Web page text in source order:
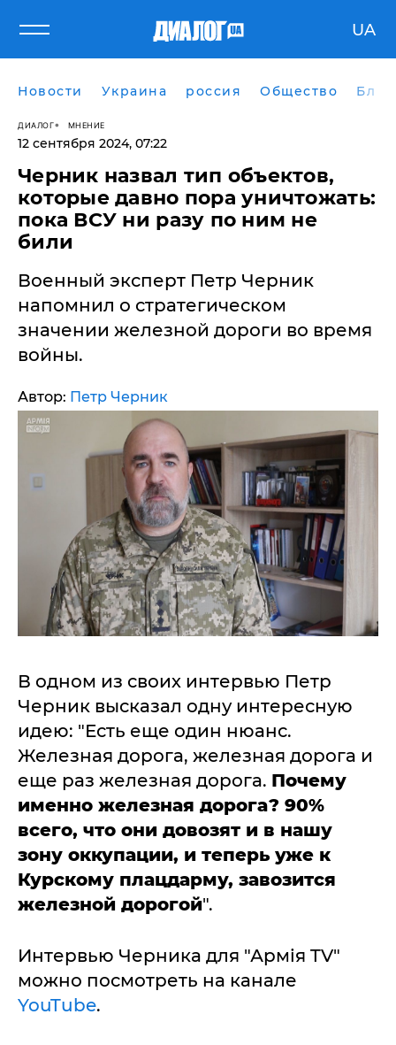
UA
Новости Украина россия Общество
ДИАЛОГ МНЕНИЕ
12 сентября 2024, 07:22
Черник назвал тип объектов,
которые давно пора уничтожать:
пока ВСУ ни разу по ним не
били
Военный эксперт Петр Черник
напомнил о стратегическом
значении железной дороги во время
войны.
Автор: Петр Черник
В одном из своих интервью Петр
Черник высказал одну интересную
идею: "Есть еще один нюанс.
Железная дорога, железная дорога и
еще раз железная дорога. Почему
именно железная дорога? 90%
всего, что они довозят и в нашу
зону оккупации, и теперь уже к
Курскому плацдарму, завозится
железной дорогой".
Интервью Черника для "Армія TV"
можно посмотреть на канале
YouTube.